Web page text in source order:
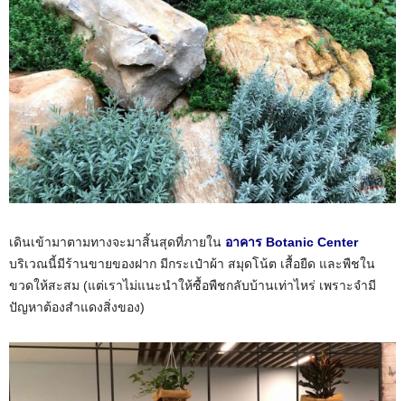
เดินเข้ามาตามทางจะมาสิ้นสุดที่ภายใน อาคาร Botanic Center
บริเวณนี้มีร้านขายของฝาก มีกระเป๋าผ้า สมุดโน้ต เสื้อยืด และพืชใน
ขวดให้สะสม (แต่เราไม่แนะนำให้ซื้อพืชกลับบ้านเท่าไหร่ เพราะจำมี
ปัญหาต้องสำแดงสิ่งของ)